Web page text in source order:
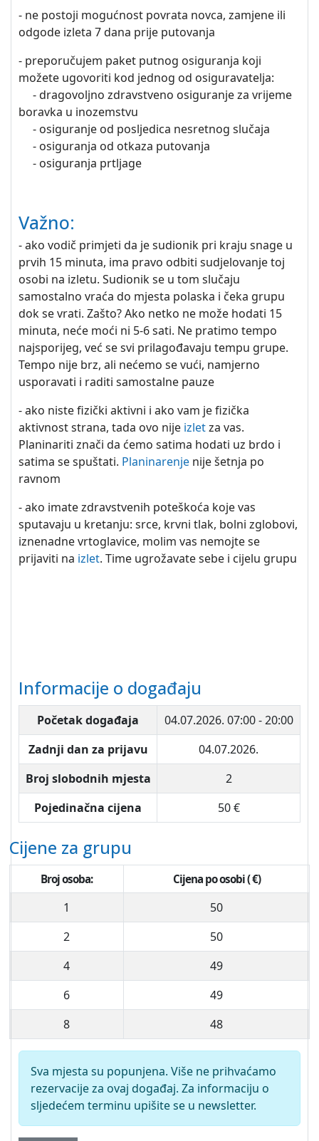
- ne postoji mogućnost povrata novca, zamjene ili
odgode izleta 7 dana prije putovanja
- preporučujem paket putnog osiguranja koji
možete ugovoriti kod jednog od osiguravatelja:
- dragovoljno zdravstveno osiguranje za vrijeme
boravka u inozemstvu
- osiguranje od posljedica nesretnog slučaja
- osiguranja od otkaza putovanja
- osiguranja prtljage
Važno:
- ako vodič primjeti da je sudionik pri kraju snage u
prvih 15 minuta, ima pravo odbiti sudjelovanje toj
osobi na izletu. Sudionik se u tom slučaju
samostalno vraća do mjesta polaska i čeka grupu
dok se vrati. Zašto? Ako netko ne može hodati 15
minuta, neće moći ni 5-6 sati. Ne pratimo tempo
najsporijeg, već se svi prilagođavaju tempu grupe.
Tempo nije brz, ali nećemo se vući, namjerno
usporavati i raditi samostalne pauze
- ako niste fizički aktivni i ako vam je fizička
aktivnost strana, tada ovo nije izletza vas.
Planinariti znači da ćemo satima hodati uz brdo i
satima se spuštati. Planinarenje nije šetnja po
ravnom
- ako imate zdravstvenih poteškoća koje vas
sputavaju u kretanju: srce, krvni tlak, bolni zglobovi,
iznenadne vrtoglavice, molim vas nemojte se
prijaviti na izlet. Time ugrožavate sebe i cijelu grupu
Informacije o događaju
Početak događaja 04.07.2026. 07:00 - 20:00
Zadnji dan za prijavu
04.07.2026.
Broj slobodnih mjesta
2
Pojedinačna cijena
50 €
Cijene za grupu
Broj osoba: Cijena po osobi ( €)
1
50
2
50
4
49
6
49
8
48
Sva mjesta su popunjena. Više ne prihvaćamo
rezervacije za ovaj događaj. Za informaciju o
sljedećem terminu upišite se u newsletter.